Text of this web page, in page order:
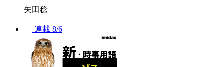
矢田稔
連載 8/6